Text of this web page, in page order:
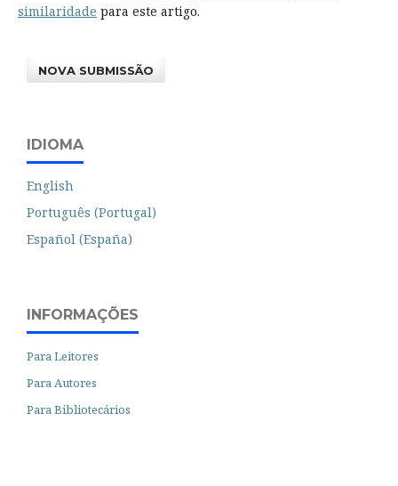
similaridade para este artigo.
NOVA SUBMISSÃO
IDIOMA
English
Português (Portugal)
Español (España)
INFORMAÇÕES
Para Leitores
Para Autores
Para Bibliotecários